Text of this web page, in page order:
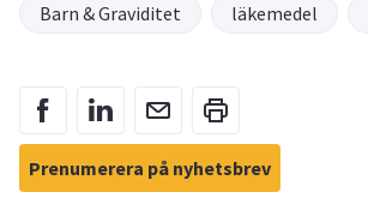
Barn & Graviditet läkemedel
Prenumerera på nyhetsbrev